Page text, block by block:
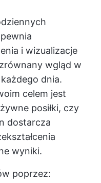
i wizualizacje
wgląd w
dnia.
celem jest
posiłki, czy
dostarcza
wyniki.
poprzez: